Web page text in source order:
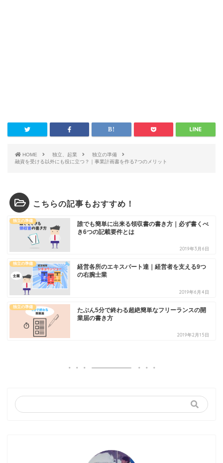
HOME 独立、起業
独立の準備
融資を受ける以外にも役に立つ？｜事業計画書を作る7つのメリット
こちらの記事もおすすめ！
独立の準備
誰でも簡単に出来る領収書の書き方｜必ず書くべ
き6つの記載要件とは
2019年3月6日
独立の準備
経営各所のエキスパート達｜経営者を支える9つ
の右腕士業
2019年6月4日
独立の準備
たぶん5分で終わる超絶簡単なフリーランスの開
業届の書き方
2019年2月15日